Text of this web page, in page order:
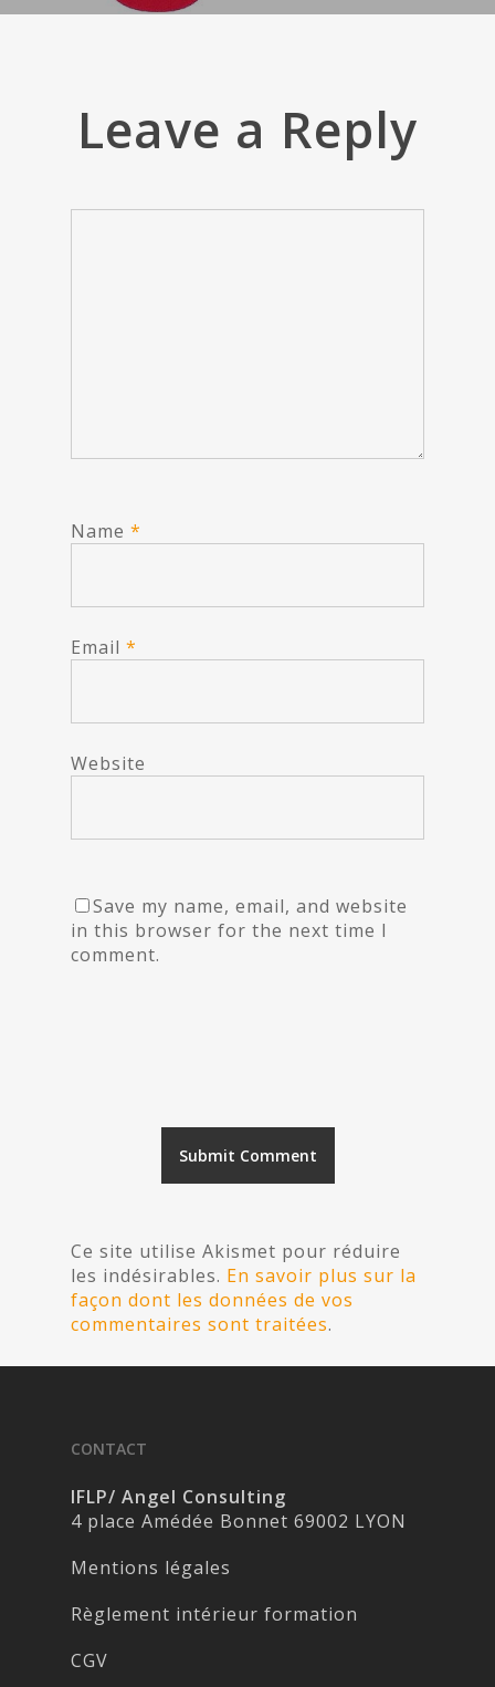
Leave a Reply
Name *
Email *
Website
Save my name, email, and website
in this browser for the next time I
comment.
Ce site utilise Akismet pour réduire
les indésirables. En savoir plus sur la
façon dont les données de vos
commentaires sont traitées.
CONTACT
IFLP/ Angel Consulting
4 place Amédée Bonnet 69002 LYON
Mentions légales
Règlement intérieur formation
CGV